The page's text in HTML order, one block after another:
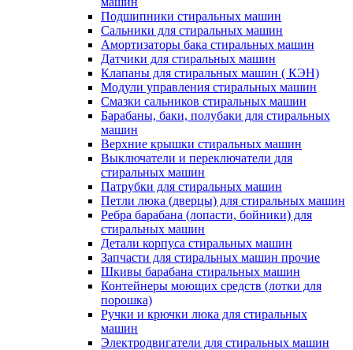
Подшипники стиральных машин
Сальники для стиральных машин
Амортизаторы бака стиральных машин
Датчики для стиральных машин
Клапаны для стиральных машин ( КЭН)
Модули управления стиральных машин
Смазки сальников стиральных машин
Барабаны, баки, полубаки для стиральных
машин
Верхние крышки стиральных машин
Выключатели и переключатели для
стиральных машин
Патрубки для стиральных машин
Петли люка (дверцы) для стиральных машин
Ребра барабана (лопасти, бойники) для
стиральных машин
Детали корпуса стиральных машин
Запчасти для стиральных машин прочие
Шкивы барабана стиральных машин
Контейнеры моющих средств (лотки для
порошка)
Ручки и крючки люка для стиральных
машин
Электродвигатели для стиральных машин